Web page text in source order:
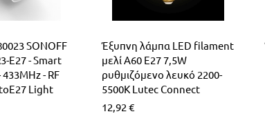
SONOFF
E27 - Smart
- RF
Light
Έξυπνη λάμπα LED filament
μελί A60 E27 7,5W
ρυθμιζόμενο λευκό 2200-
5500K Lutec Connect
12,92 €